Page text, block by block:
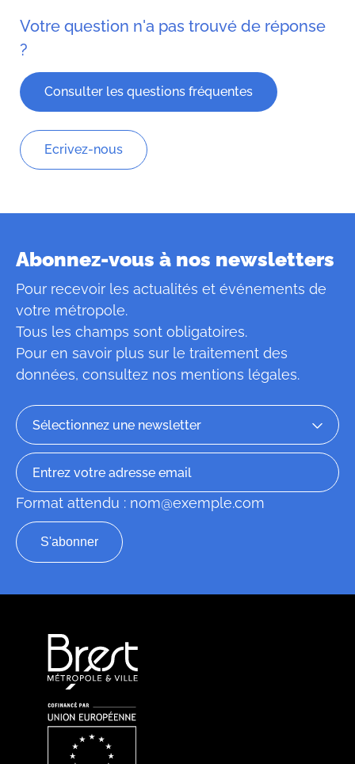
Votre question n'a pas trouvé de réponse
?
Consulter les questions fréquentes
Ecrivez-nous
Abonnez-vous à nos newsletters
Pour recevoir les actualités et événements de
votre métropole.
Tous les champs sont obligatoires.
Pour en savoir plus sur le traitement des
données, consultez nos mentions légales.
Format attendu : nom@exemple.com